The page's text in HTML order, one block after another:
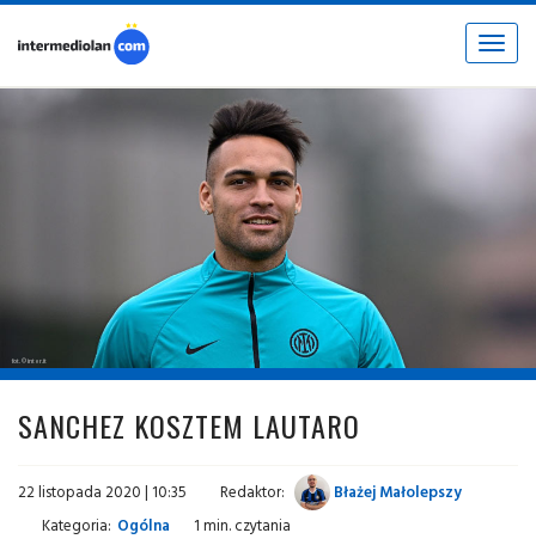
Toggle
fot. © inter.it
SANCHEZ KOSZTEM LAUTARO
22 listopada 2020 | 10:35 Redaktor:
Błażej Małolepszy
Kategoria: Ogólna 1 min. czytania